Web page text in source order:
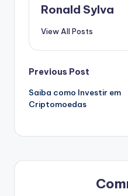
Ronald Sylva
View All Posts
Post
navigation
Previous Post
Saiba como Investir em
Criptomoedas